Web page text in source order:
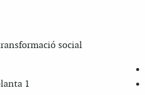
social
1